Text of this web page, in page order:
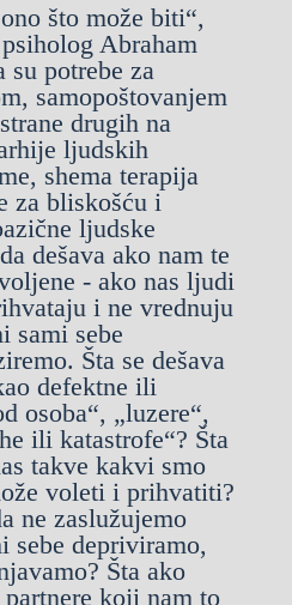
što može biti“,
Abraham
potrebe za
samopoštovanjem
drugih na
ljudskih
shema terapija
za bliskošću i
ljudske
dešava ako nam te
- ako nas ljudi
i ne vrednuju
sami sebe
Šta se dešava
defektne ili
osoba“, „luzere“,
ili katastrofe“? Šta
takve kakvi smo
voleti i prihvatiti?
ne zaslužujemo
sebe depriviramo,
Šta ako
koji nam to